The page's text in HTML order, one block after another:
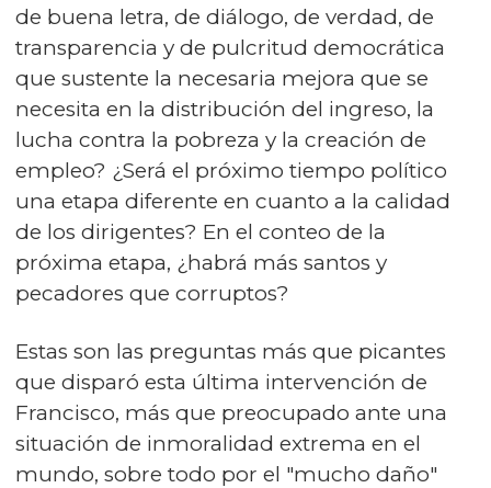
de buena letra, de diálogo, de verdad, de
transparencia y de pulcritud democrática
que sustente la necesaria mejora que se
necesita en la distribución del ingreso, la
lucha contra la pobreza y la creación de
empleo? ¿Será el próximo tiempo político
una etapa diferente en cuanto a la calidad
de los dirigentes? En el conteo de la
próxima etapa, ¿habrá más santos y
pecadores que corruptos?
Estas son las preguntas más que picantes
que disparó esta última intervención de
Francisco, más que preocupado ante una
situación de inmoralidad extrema en el
mundo, sobre todo por el "mucho daño"